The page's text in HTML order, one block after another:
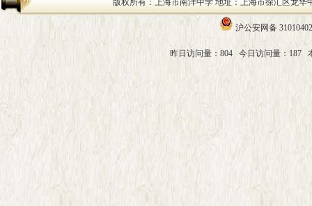
版权所有：上海市南洋中学 地址：上海市徐汇区龙华
沪公安网备
昨日访问量：804 今日访问量：187